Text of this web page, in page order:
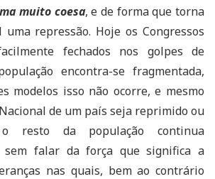
muito coesa, e de forma que torna
uma repressão. Hoje os Congressos
fechados nos golpes de
encontra-se fragmentada,
modelos isso não ocorre, e mesmo
de um país seja reprimido ou
resto da população continua
sem falar da força que significa a
nas quais, bem ao contrário